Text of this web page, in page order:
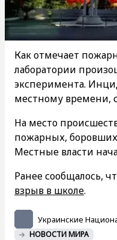
Как отмечает
лаборатории
эксперимента.
местному времени,
На место
пожарных,
Местные власти
Ранее сообщалось,
взрыв в школе.
Украинские
НОВОСТИ МИРА